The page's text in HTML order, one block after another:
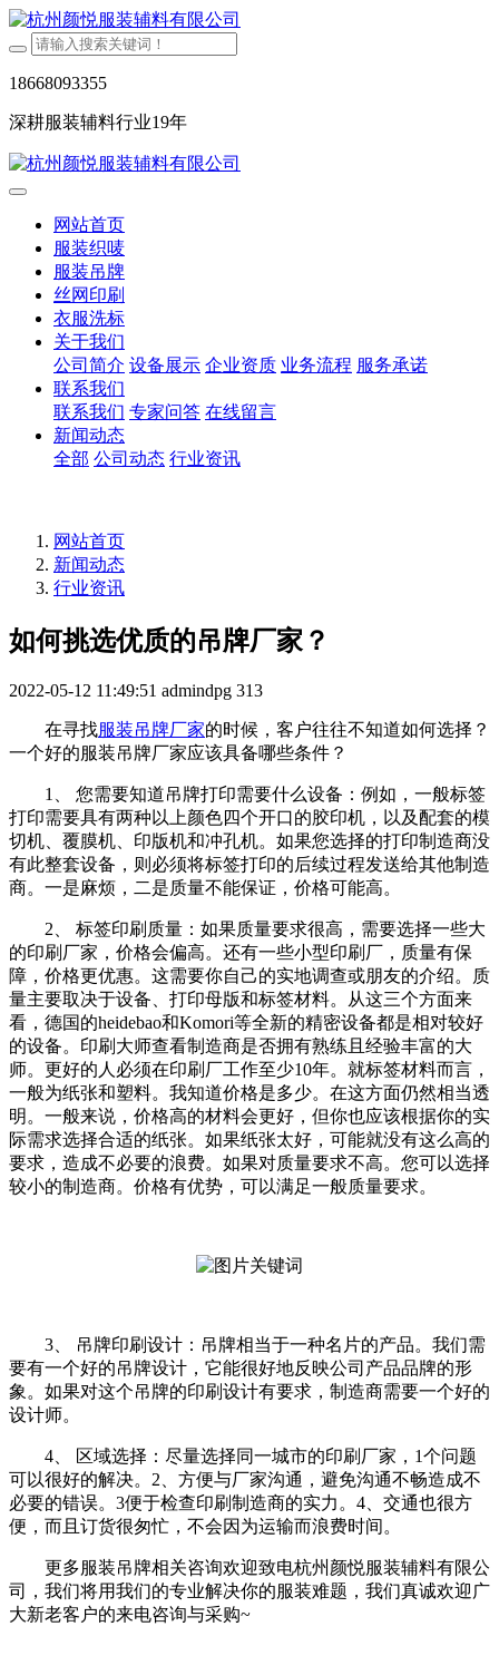
18668093355
深耕服装辅料行业19年
网站首页
服装织唛
服装吊牌
丝网印刷
衣服洗标
关于我们
公司简介 设备展示 企业资质 业务流程 服务承诺
联系我们
联系我们 专家问答 在线留言
新闻动态
全部 公司动态 行业资讯
网站首页
新闻动态
行业资讯
如何挑选优质的吊牌厂家？
2022-05-12 11:49:51 admindpg 313
在寻找服装吊牌厂家的时候，客户往往不知道如何选择？
一个好的服装吊牌厂家应该具备哪些条件？
1、 您需要知道吊牌打印需要什么设备：例如，一般标签
打印需要具有两种以上颜色四个开口的胶印机，以及配套的模
切机、覆膜机、印版机和冲孔机。如果您选择的打印制造商没
有此整套设备，则必须将标签打印的后续过程发送给其他制造
商。一是麻烦，二是质量不能保证，价格可能高。
2、 标签印刷质量：如果质量要求很高，需要选择一些大
的印刷厂家，价格会偏高。还有一些小型印刷厂，质量有保
障，价格更优惠。这需要你自己的实地调查或朋友的介绍。质
量主要取决于设备、打印母版和标签材料。从这三个方面来
看，德国的heidebao和Komori等全新的精密设备都是相对较好
的设备。印刷大师查看制造商是否拥有熟练且经验丰富的大
师。更好的人必须在印刷厂工作至少10年。就标签材料而言，
一般为纸张和塑料。我知道价格是多少。在这方面仍然相当透
明。一般来说，价格高的材料会更好，但你也应该根据你的实
际需求选择合适的纸张。如果纸张太好，可能就没有这么高的
要求，造成不必要的浪费。如果对质量要求不高。您可以选择
较小的制造商。价格有优势，可以满足一般质量要求。
3、 吊牌印刷设计：吊牌相当于一种名片的产品。我们需
要有一个好的吊牌设计，它能很好地反映公司产品品牌的形
象。如果对这个吊牌的印刷设计有要求，制造商需要一个好的
设计师。
4、 区域选择：尽量选择同一城市的印刷厂家，1个问题
可以很好的解决。2、方便与厂家沟通，避免沟通不畅造成不
必要的错误。3便于检查印刷制造商的实力。4、交通也很方
便，而且订货很匆忙，不会因为运输而浪费时间。
更多服装吊牌相关咨询欢迎致电杭州颜悦服装辅料有限公
司，我们将用我们的专业解决你的服装难题，我们真诚欢迎广
大新老客户的来电咨询与采购~